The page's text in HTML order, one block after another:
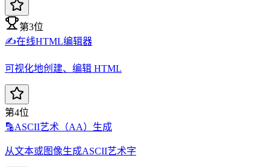
第3位
✍️在线HTML编辑器
可视化地创建、编辑 HTML
第4位
🔡ASCII艺术（AA）生成
从文本或图像生成ASCII艺术字